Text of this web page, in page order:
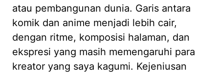
atau pembangunan dunia. Garis antara
komik dan anime menjadi lebih cair,
dengan ritme, komposisi halaman, dan
ekspresi yang masih memengaruhi para
kreator yang saya kagumi. Kejeniusan